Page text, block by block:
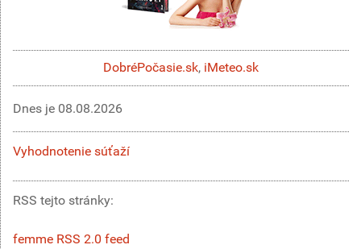
DobréPočasie.sk, iMeteo.sk
Dnes je 08.08.2026
Vyhodnotenie súťaží
RSS tejto stránky:
femme RSS 2.0 feed